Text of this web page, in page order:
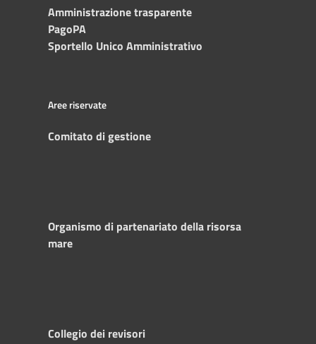
Amministrazione trasparente
PagoPA
Sportello Unico Amministrativo
Aree riservate
Comitato di gestione
Organismo di partenariato della risorsa
mare
Collegio dei revisori